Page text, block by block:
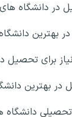
در دانشگاه‌ های
در بهترین
برای تحصیل
در بهترین
دانشگاه